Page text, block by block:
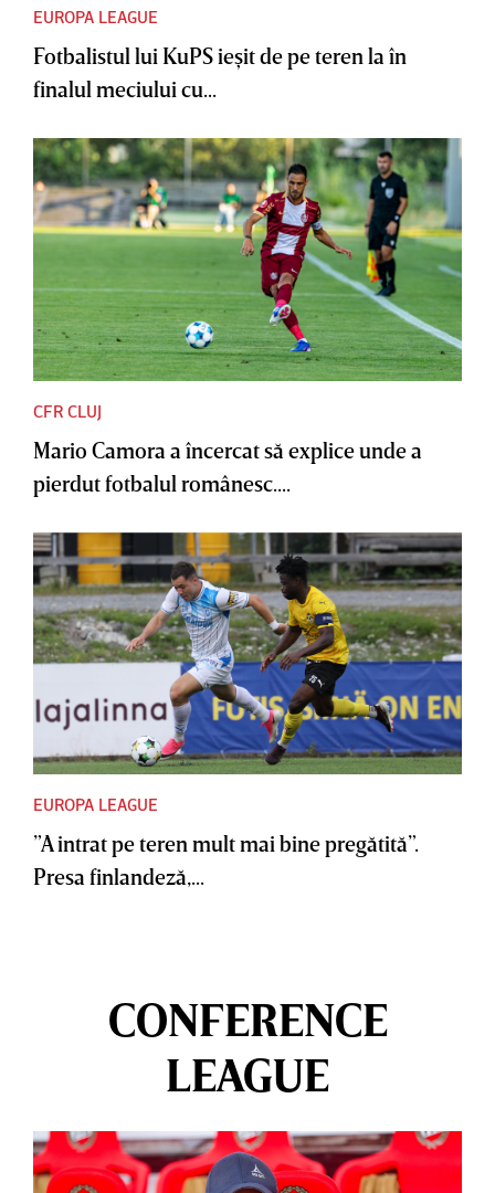
EUROPA LEAGUE
Fotbalistul lui KuPS ieşit de pe teren la în
finalul meciului cu...
CFR CLUJ
Mario Camora a încercat să explice unde a
pierdut fotbalul românesc....
EUROPA LEAGUE
”A intrat pe teren mult mai bine pregătită”.
Presa finlandeză,...
CONFERENCE
LEAGUE